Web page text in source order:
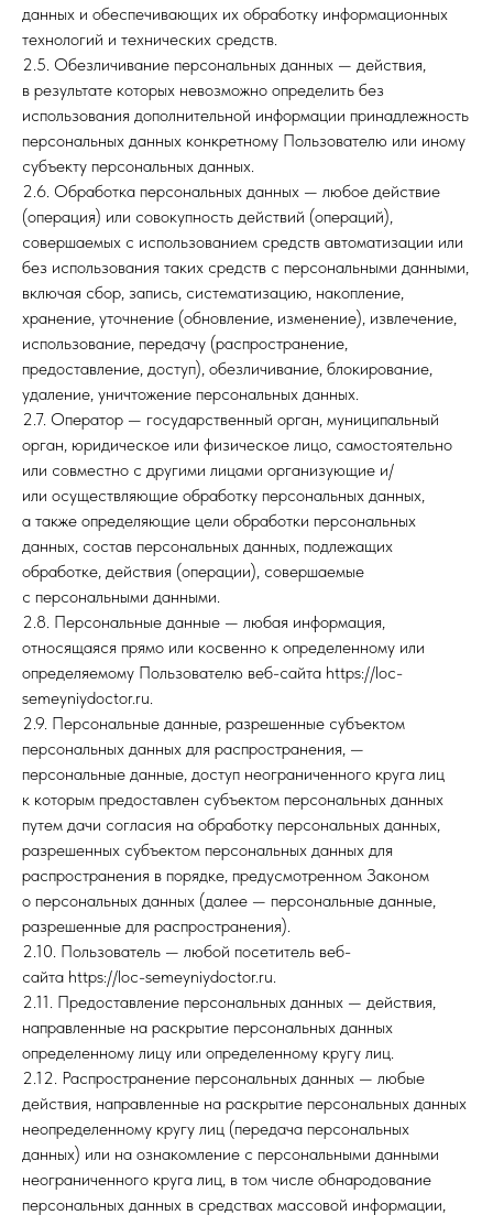
данных и обеспечивающих их обработку информационных
технологий и технических средств.
2.5. Обезличивание персональных данных — действия,
в результате которых невозможно определить без
использования дополнительной информации принадлежность
персональных данных конкретному Пользователю или иному
субъекту персональных данных.
2.6. Обработка персональных данных — любое действие
(операция) или совокупность действий (операций),
совершаемых с использованием средств автоматизации или
без использования таких средств с персональными данными,
включая сбор, запись, систематизацию, накопление,
хранение, уточнение (обновление, изменение), извлечение,
использование, передачу (распространение,
предоставление, доступ), обезличивание, блокирование,
удаление, уничтожение персональных данных.
2.7. Оператор — государственный орган, муниципальный
орган, юридическое или физическое лицо, самостоятельно
или совместно с другими лицами организующие и/
или осуществляющие обработку персональных данных,
а также определяющие цели обработки персональных
данных, состав персональных данных, подлежащих
обработке, действия (операции), совершаемые
с персональными данными.
2.8. Персональные данные — любая информация,
относящаяся прямо или косвенно к определенному или
определяемому Пользователю веб-сайта https://loc-
semeyniydoctor.ru.
2.9. Персональные данные, разрешенные субъектом
персональных данных для распространения, —
персональные данные, доступ неограниченного круга лиц
к которым предоставлен субъектом персональных данных
путем дачи согласия на обработку персональных данных,
разрешенных субъектом персональных данных для
распространения в порядке, предусмотренном Законом
о персональных данных (далее — персональные данные,
разрешенные для распространения).
2.10. Пользователь — любой посетитель веб-
сайта https://loc-semeyniydoctor.ru.
2.11. Предоставление персональных данных — действия,
направленные на раскрытие персональных данных
определенному лицу или определенному кругу лиц.
2.12. Распространение персональных данных — любые
действия, направленные на раскрытие персональных данных
неопределенному кругу лиц (передача персональных
данных) или на ознакомление с персональными данными
неограниченного круга лиц, в том числе обнародование
персональных данных в средствах массовой информации,